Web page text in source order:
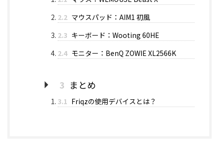
2.2 マウスパッド：AIM1 初風
2.3 キーボード：Wooting 60HE
2.4 モニター：BenQ ZOWIE XL2566K
3 まとめ
3.1 Friqzの使用デバイスとは？